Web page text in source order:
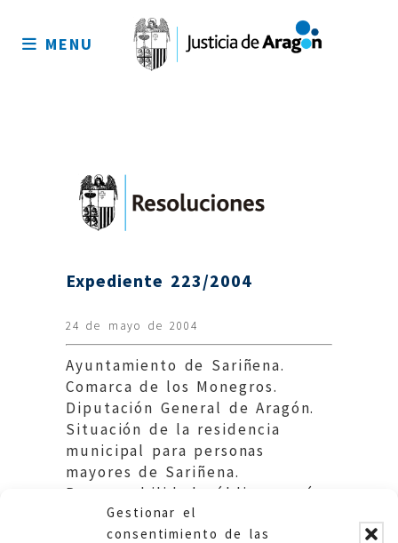
Gestionar el
consentimiento de las
sitio
MENU
Expediente 223/2004
24 de mayo de 2004
Ayuntamiento de Sariñena.
Comarca de los Monegros.
Diputación General de Aragón.
Situación de la residencia
municipal para personas
mayores de Sariñena.
Responsabilidad pública común.
Medidas de saneamiento.